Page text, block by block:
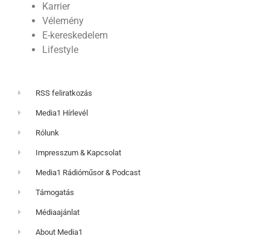
Karrier
Vélemény
E-kereskedelem
Lifestyle
RSS feliratkozás
Media1 Hírlevél
Rólunk
Impresszum & Kapcsolat
Media1 Rádióműsor & Podcast
Támogatás
Médiaajánlat
About Media1